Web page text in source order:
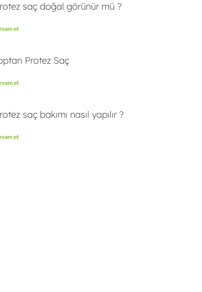
saç doğal görünür mü ?
et
Protez Saç
et
saç bakımı nasıl yapılır ?
et